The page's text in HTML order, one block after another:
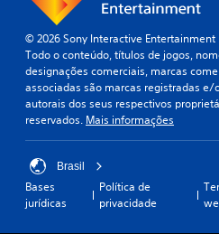
© 2026 Sony Interactive Entertainment
Todo o conteúdo, títulos de jogos,
designações comerciais, marcas
associadas são marcas registradas
autorais dos seus respectivos
reservados. Mais informações
Brasil
Bases
jurídicas
Política de
privacidade